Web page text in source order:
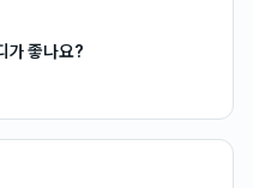
가 좋나요?